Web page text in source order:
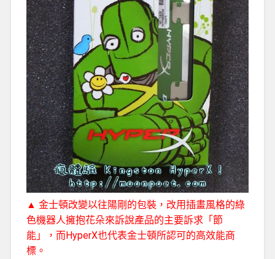
▲ 金士頓改變以往陽剛的包裝，改用插畫風格的綠
色機器人擁抱花朵來訴說產品的主要訴求「節
能」，而HyperX也代表金士頓所認可的高效能商
標。